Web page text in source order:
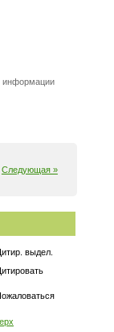
информации
Следующая »
выдел.